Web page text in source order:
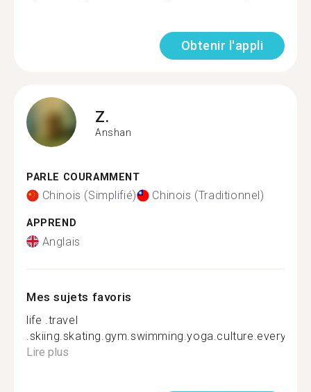
Obtenir l'appli
Z.
Anshan
PARLE COURAMMENT
Chinois (Simplifié) Chinois (Traditionnel)
APPREND
Anglais
Mes sujets favoris
life .travel
Lire plus